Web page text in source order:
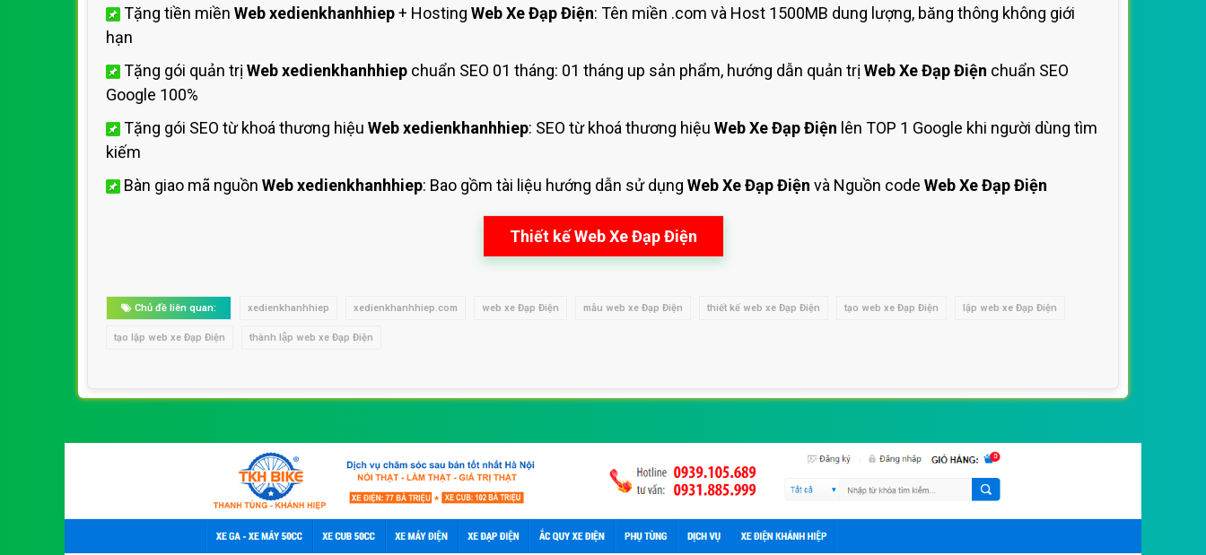
Tặng tiền miền Web xedienkhanhhiep+ Hosting Web Xe Đạp Điện: Tên miền .com và Host 1500MB dung lượng, băng thông không giới
hạn
Tặng gói quản trị Web xedienkhanhhiep chuẩn SEO 01 tháng: 01 tháng up sản phẩm, hướng dẫn quản trị Web Xe Đạp Điện chuẩn SEO
Google 100%
Tặng gói SEO từ khoá thương hiệu Web xedienkhanhhiep: SEO từ khoá thương hiệu Web Xe Đạp Điện lên TOP 1 Google khi người dùng tìm
kiếm
Bàn giao mã nguồn Web xedienkhanhhiep: Bao gồm tài liệu hướng dẫn sử dụng Web Xe Đạp Điện và Nguồn code Web Xe Đạp Điện
Thiết kế Web Xe Đạp Điện
Chủ đề liên quan: xedienkhanhhiep xedienkhanhhiep.com web xe Đạp Điện mẫu web xe Đạp Điện thiết kế web xe Đạp Điện tạo web xe Đạp Điện lập web xe Đạp Điện
tạo lập web xe Đạp Điện thành lập web xe Đạp Điện